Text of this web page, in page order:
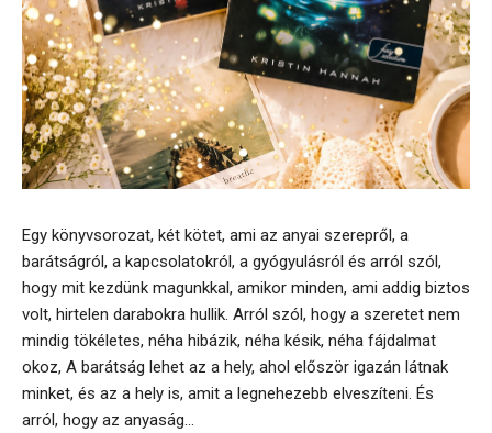
Egy könyvsorozat, két kötet, ami az anyai szerepről, a
barátságról, a kapcsolatokról, a gyógyulásról és arról szól,
hogy mit kezdünk magunkkal, amikor minden, ami addig biztos
volt, hirtelen darabokra hullik. Arról szól, hogy a szeretet nem
mindig tökéletes, néha hibázik, néha késik, néha fájdalmat
okoz, A barátság lehet az a hely, ahol először igazán látnak
minket, és az a hely is, amit a legnehezebb elveszíteni. És
arról, hogy az anyaság...